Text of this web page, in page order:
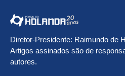
Diretor-Presidente: Raimundo de
Artigos assinados são de
autores.